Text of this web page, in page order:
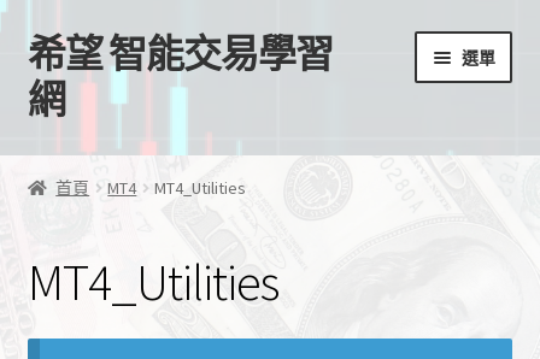
跳
至
導
跳
至
主
容
希望 智能交易學習
網
選單
首頁
結帳
購物車
首頁 MT4 MT4_Utilities
MT4_Utilities